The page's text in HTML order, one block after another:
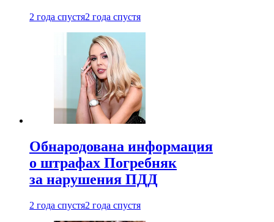
2 года спустя2 года спустя
Обнародована информация
о штрафах Погребняк
за нарушения ПДД
2 года спустя2 года спустя